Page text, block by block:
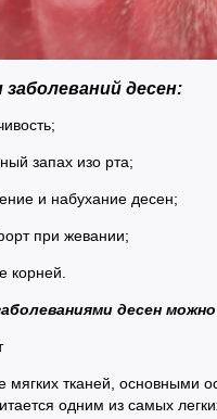
заболеваний десен:
запах изо рта;
и набухание десен;
при жевании;
корней.
десен
мягких тканей, основными
одним из самых